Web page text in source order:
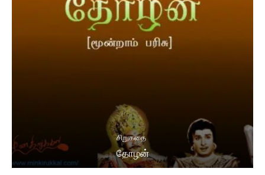
சிறுகதை
தோழன்